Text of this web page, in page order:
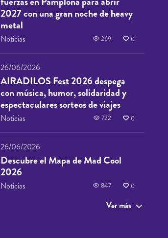
2027 con una gran noche de heavy
metal
Noticias 269 0
26/06/2026
AIRADILOS Fest 2026 despega
con música, humor, solidaridad y
espectaculares sorteos de viajes
Noticias 722 0
26/06/2026
Descubre el Mapa de Mad Cool
2026
Noticias 847 0
Ver más